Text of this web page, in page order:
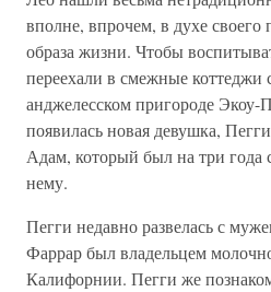
вполне, впрочем, в духе своего
образа жизни. Чтобы
переехали в смежные
анджелесском пригороде
появилась новая девушка,
Адам, который был на три года
нему.
Пегги недавно развелась с
Фаррар был владельцем
Калифорнии. Пегги же